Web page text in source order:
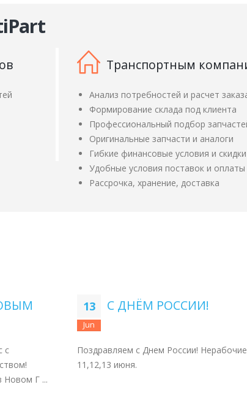
Транспортным
Анализ потребностей и расчет
Формирование склада под клиента
Профессиональный подбор
Оригинальные запчасти и аналоги
Гибкие финансовые условия и скидки
Удобные условия поставок и оплаты
Рассрочка, хранение, доставка
с
Новом Г ...
13
Jun
С ДНЁМ РОССИИ!
Поздравляем с Днем России!
11,12,13 июня.